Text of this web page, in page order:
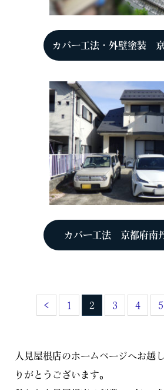
カバー工法 京都府
‹ 1 2 3 4 5
人見屋根店のホームページへお越
りがとうございます。